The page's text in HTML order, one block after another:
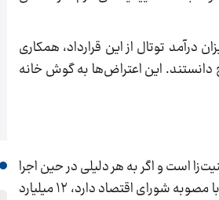
درآمد توتال از این قرارداد، همکاری
داخلی برای توسعه فاز ۱۱ را از مشکلات این طرح دانستند. این اعتراض‌ها به گوش خانه
است و اگر به هر دلیلی در حین اجرا
پیمانکار کار را متوقف یا رها کند هیچ پرداخت و یا خسارتی داده نمی‌شود. مجموعه تعهداتی که دولت با مصوبه شورای اقتصاد دارد، ۱۲ میلیارد